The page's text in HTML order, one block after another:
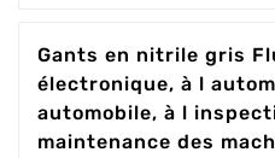
Gants en nitrile gris
électronique, à l
automobile, à l
maintenance des